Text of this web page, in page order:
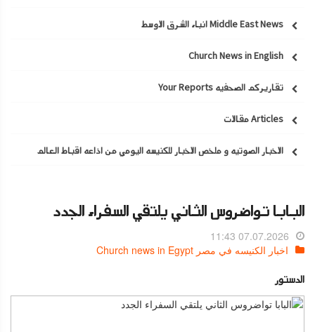
Middle East News انباء الشرق الاوسط
Church News in English
تقاريركم الصحفيه Your Reports
Articles مقالات
الاخبار الصوتيه و ملخص الاخبار للكنيسه اليومي من اذاعه اقباط العالم
البابا تواضروس الثاني يلتقي السفراء الجدد
07.07.2026 11:43
اخبار الكنيسه في مصر Church news in Egypt
الدستور